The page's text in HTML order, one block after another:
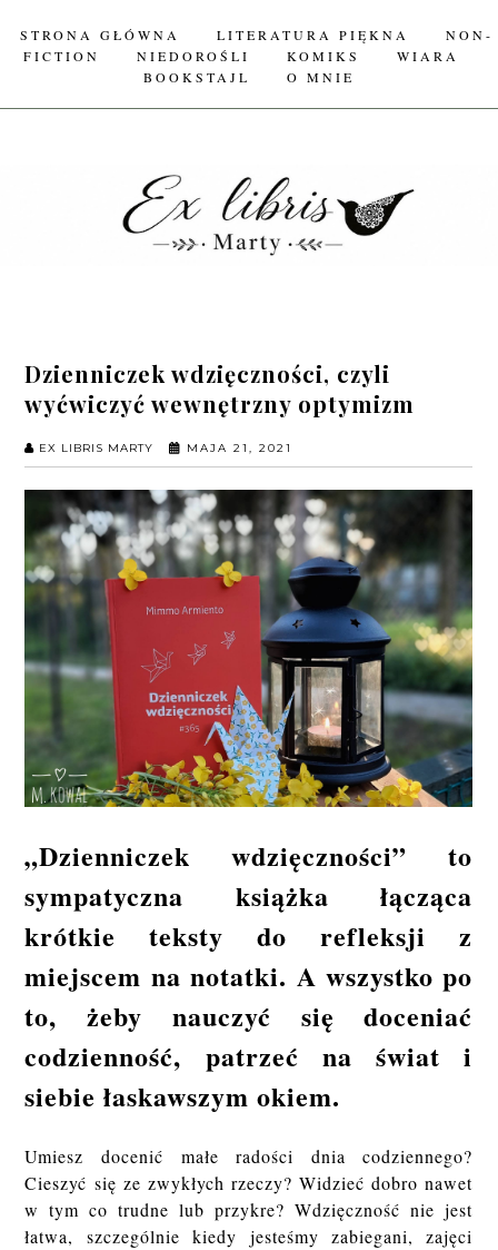
STRONA GŁÓWNA LITERATURA PIĘKNA
NON-
FICTION
NIEDOROŚLI KOMIKS
WIARA
BOOKSTAJL
O MNIE
Dzienniczek wdzięczności, czyli
wyćwiczyć wewnętrzny optymizm
EX LIBRIS MARTY MAJA 21, 2021
„Dzienniczek wdzięczności” to
sympatyczna książka łącząca
krótkie teksty do refleksji z
miejscem na notatki. A wszystko po
to, żeby nauczyć się doceniać
codzienność, patrzeć na świat i
siebie łaskawszym okiem.
Umiesz docenić małe radości dnia codziennego?
Cieszyć się ze zwykłych rzeczy? Widzieć dobro nawet
w tym co trudne lub przykre? Wdzięczność nie jest
łatwa, szczególnie kiedy jesteśmy zabiegani, zajęci